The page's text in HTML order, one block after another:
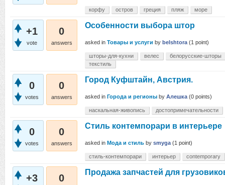
корфу остров греция пляж море
+1
vote
0
answers
Особенности выбора штор
asked in Товары и услуги by belshtora (1 point)
шторы-для-кухни велес
белорусские-шторы
текстиль
0
votes
0
answers
Город Куфштайн, Австрия.
asked in Города и регионы by Алешка (0 points)
наскальная-живопись достопримечательности
0
votes
0
answers
Стиль контемпорари в интерьере
asked in Мода и стиль by smyga (1 point)
стиль-контемпорари интерьер contemporary
+3 0
Продажа запчастей для